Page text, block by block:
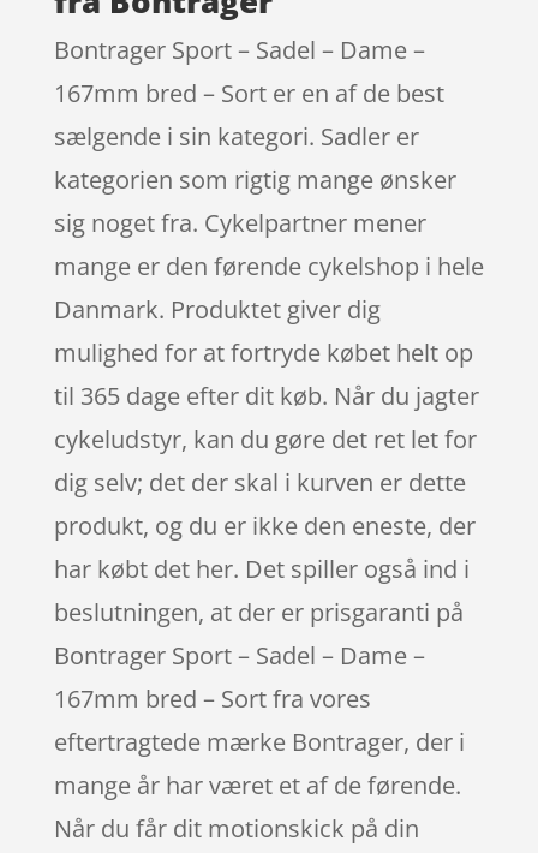
Bontrager Sport – Sadel – Dame –
167mm bred – Sort er en af de best
sælgende i sin kategori. Sadler er
kategorien som rigtig mange ønsker
sig noget fra. Cykelpartner mener
mange er den førende cykelshop i hele
Danmark. Produktet giver dig
mulighed for at fortryde købet helt op
til 365 dage efter dit køb. Når du jagter
cykeludstyr, kan du gøre det ret let for
dig selv; det der skal i kurven er dette
produkt, og du er ikke den eneste, der
har købt det her. Det spiller også ind i
beslutningen, at der er prisgaranti på
Bontrager Sport – Sadel – Dame –
167mm bred – Sort fra vores
eftertragtede mærke Bontrager, der i
mange år har været et af de førende.
Når du får dit motionskick på din